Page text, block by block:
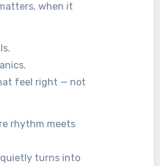
when it
feel right — not
rhythm meets
turns into